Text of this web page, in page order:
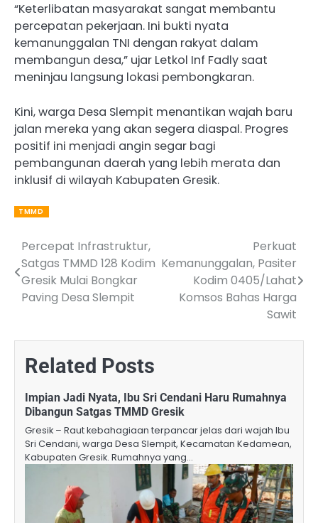
“Keterlibatan masyarakat sangat membantu
percepatan pekerjaan. Ini bukti nyata
kemanunggalan TNI dengan rakyat dalam
membangun desa,” ujar Letkol Inf Fadly saat
meninjau langsung lokasi pembongkaran.
Kini, warga Desa Slempit menantikan wajah baru
jalan mereka yang akan segera diaspal. Progres
positif ini menjadi angin segar bagi
pembangunan daerah yang lebih merata dan
inklusif di wilayah Kabupaten Gresik.
TMMD
Post
navigation
Percepat Infrastruktur,
Satgas TMMD 128 Kodim
Gresik Mulai Bongkar
Paving Desa Slempit
Perkuat
Kemanunggalan, Pasiter
Kodim 0405/Lahat
Komsos Bahas Harga
Sawit
Related Posts
Impian Jadi Nyata, Ibu Sri Cendani Haru Rumahnya
Dibangun Satgas TMMD Gresik
Gresik – Raut kebahagiaan terpancar jelas dari wajah Ibu
Sri Cendani, warga Desa Slempit, Kecamatan Kedamean,
Kabupaten Gresik. Rumahnya yang…